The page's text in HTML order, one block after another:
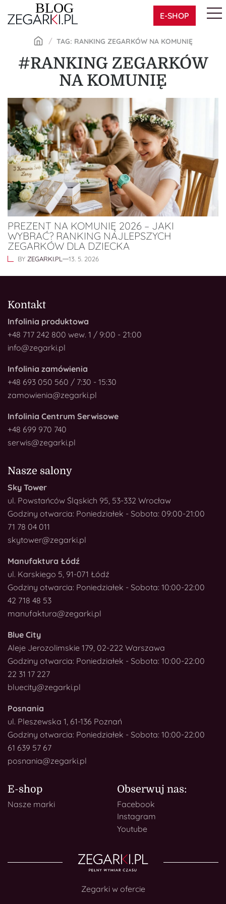
E-SHOP
TAG: RANKING ZEGARKÓW NA KOMUNIĘ
#RANKING ZEGARKÓW
NA KOMUNIĘ
PREZENT NA KOMUNIĘ 2026 – JAKI
WYBRAĆ? RANKING NAJLEPSZYCH
ZEGARKÓW DLA DZIECKA
BY ZEGARKI.PL 13. 5. 2026
Kontakt
Infolinia produktowa
+48 717 242 800 wew. 1 / 9:00 - 21:00
info@zegarki.pl
Infolinia zamówienia
+48 693 050 560 / 7:30 - 15:30
zamowienia@zegarki.pl
Infolinia Centrum Serwisowe
+48 699 970 740
serwis@zegarki.pl
Nasze salony
Sky Tower
ul. Powstańców Śląskich 95, 53-332 Wrocław
Godziny otwarcia: Poniedziałek - Sobota: 09:00-21:00
71 78 04 011
skytower@zegarki.pl
Manufaktura Łódź
ul. Karskiego 5, 91-071 Łódź
Godziny otwarcia: Poniedziałek - Sobota: 10:00-22:00
42 718 48 53
manufaktura@zegarki.pl
Blue City
Aleje Jerozolimskie 179, 02-222 Warszawa
Godziny otwarcia: Poniedziałek - Sobota: 10:00-22:00
22 31 17 227
bluecity@zegarki.pl
Posnania
ul. Pleszewska 1, 61-136 Poznań
Godziny otwarcia: Poniedziałek - Sobota: 10:00-22:00
61 639 57 67
posnania@zegarki.pl
E-shop
Nasze marki
Obserwuj nas:
Facebook
Instagram
Youtube
Zegarki w ofercie